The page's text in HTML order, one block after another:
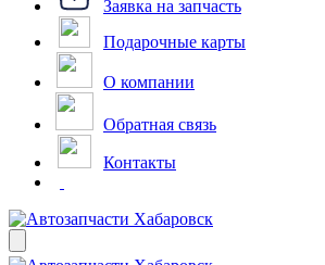
Заявка на запчасть
Подарочные карты
О компании
Обратная связь
Контакты